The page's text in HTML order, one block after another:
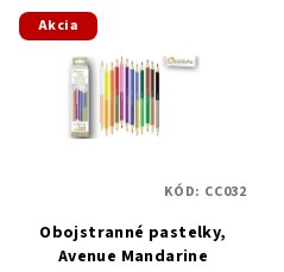
Akcia
Obojstranné pastelky,
Avenue Mandarine
KÓD: CC032